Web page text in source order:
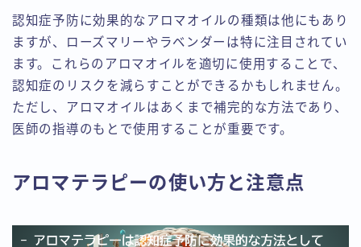
認知症予防に効果的なアロマオイルの種類は他にもあり
ますが、ローズマリーやラベンダーは特に注目されてい
ます。これらのアロマオイルを適切に使用することで、
認知症のリスクを減らすことができるかもしれません。
ただし、アロマオイルはあくまで補完的な方法であり、
医師の指導のもとで使用することが重要です。
アロマテラピーの使い方と注意点